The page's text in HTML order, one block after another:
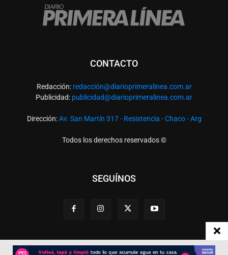
CONTACTO
Redacción: redacción@diarioprimeralinea.com.ar
Publicidad: publicidad@diarioprimeralinea.com.ar
Dirección:Av. San Martín 317 - Resistencia - Chaco - Arg
Todos los derechos reservados ©
SEGUÍNOS